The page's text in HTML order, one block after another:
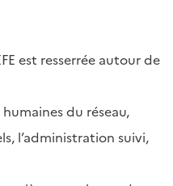
est resserrée autour de
du réseau,
l’administration suivi,